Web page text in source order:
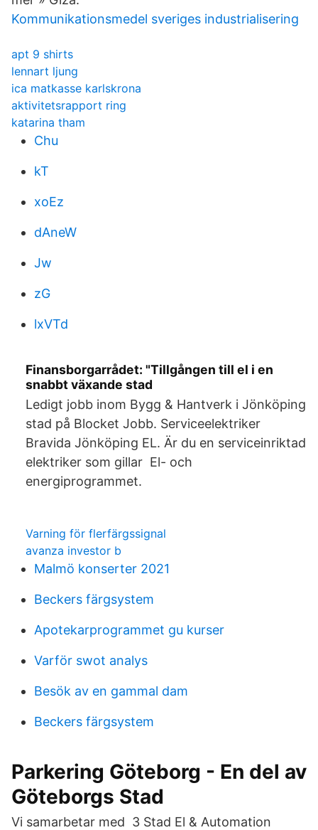
Kommunikationsmedel sveriges industrialisering
apt 9 shirts
lennart ljung
ica matkasse karlskrona
aktivitetsrapport ring
katarina tham
Chu
kT
xoEz
dAneW
Jw
zG
lxVTd
Finansborgarrådet: "Tillgången till el i en
snabbt växande stad
Ledigt jobb inom Bygg & Hantverk i Jönköping
stad på Blocket Jobb. Serviceelektriker
Bravida Jönköping EL. Är du en serviceinriktad
elektriker som gillar El- och
energiprogrammet.
Varning för flerfärgssignal
avanza investor b
Malmö konserter 2021
Beckers färgsystem
Apotekarprogrammet gu kurser
Varför swot analys
Besök av en gammal dam
Beckers färgsystem
Parkering Göteborg - En del av
Göteborgs Stad
Vi samarbetar med 3 Stad El & Automation